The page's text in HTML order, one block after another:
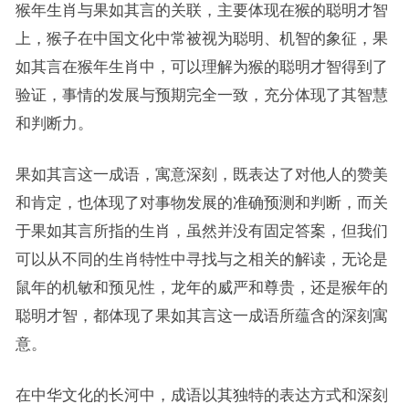
猴年生肖与果如其言的关联，主要体现在猴的聪明才智
上，猴子在中国文化中常被视为聪明、机智的象征，果
如其言在猴年生肖中，可以理解为猴的聪明才智得到了
验证，事情的发展与预期完全一致，充分体现了其智慧
和判断力。
果如其言这一成语，寓意深刻，既表达了对他人的赞美
和肯定，也体现了对事物发展的准确预测和判断，而关
于果如其言所指的生肖，虽然并没有固定答案，但我们
可以从不同的生肖特性中寻找与之相关的解读，无论是
鼠年的机敏和预见性，龙年的威严和尊贵，还是猴年的
聪明才智，都体现了果如其言这一成语所蕴含的深刻寓
意。
在中华文化的长河中，成语以其独特的表达方式和深刻